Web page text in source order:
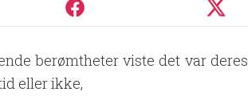
berømtheter viste det var deres
eller ikke,